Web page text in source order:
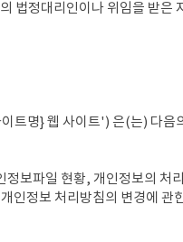
법정대리인이나 위임을 받은
트명} 웹 사이트') 은(는) 다음
정보파일 현황, 개인정보의 처
인정보 처리방침의 변경에 관